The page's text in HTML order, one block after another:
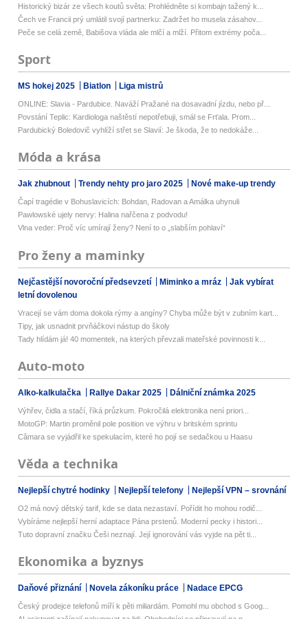
Historický bizár ze všech koutů světa: Prohlédněte si kombajn tažený k...
Čech ve Francii prý umlátil svojí partnerku: Zadržet ho musela zásahov...
Peče se celá země, Babišova vláda ale mlčí a mlží. Přitom extrémy poča...
Sport
MS hokej 2025 Biatlon Liga mistrů
ONLINE: Slavia - Pardubice. Naváží Pražané na dosavadní jízdu, nebo př...
Povstání Teplic: Kardiologa naštěstí nepotřebuji, smál se Frťala. Prom...
Pardubický Boledovič vyhlíží střet se Slavií: Je škoda, že to nedokáže...
Móda a krása
Jak zhubnout Trendy nehty pro jaro 2025 Nové make-up trendy
Čapí tragédie v Bohuslavicích: Bohdan, Radovan a Amálka uhynuli
Pawlowské ujely nervy: Halina nařčena z podvodu!
Vlna veder: Proč víc umírají ženy? Není to o „slabším pohlaví“
Pro ženy a maminky
Nejčastější novoroční předsevzetí Miminko a mráz
Jak vybírat
letní dovolenou
Vracejí se vám doma dokola rýmy a angíny? Chyba může být v zubním kart...
Tipy, jak usnadnit prvňáčkovi nástup do školy
Tady hlídám já! 40 momentek, na kterých převzali mateřské povinnosti k...
Auto-moto
Alko-kalkulačka Rallye Dakar 2025 Dálniční známka 2025
Výhřev, čidla a stačí, říká průzkum. Pokročilá elektronika není priori...
MotoGP: Martin proměnil pole position ve výhru v britském sprintu
Câmara se vyjádřil ke spekulacím, které ho pojí se sedačkou u Haasu
Věda a technika
Nejlepší chytré hodinky Nejlepší telefony Nejlepší VPN – srovnání
O2 má nový dětský tarif, kde se data nezastaví. Pořídit ho mohou rodič...
Vybíráme nejlepší herní adaptace Pána prstenů. Moderní pecky i histori...
Tuto dopravní značku Češi neznají. Její ignorování vás vyjde na pět ti...
Ekonomika a byznys
Daňové přiznání Novela zákoníku práce Nadace EPCG
Český prodejce telefonů míří k pěti miliardám. Pomohl mu obchod s Goog...